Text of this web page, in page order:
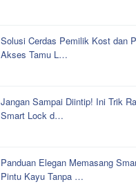
Solusi Cerdas Pemilik Kost dan
Akses Tamu L…
Jangan Sampai Diintip! Ini Trik
Smart Lock d…
Panduan Elegan Memasang
Pintu Kayu Tanpa …